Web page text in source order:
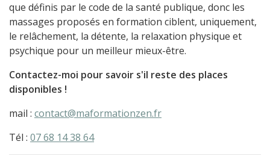
que définis par le code de la santé publique, donc les
massages proposés en formation ciblent, uniquement,
le relâchement, la détente, la relaxation physique et
psychique pour un meilleur mieux-être.
Contactez-moi pour savoir s'il reste des places
disponibles !
mail : contact@maformationzen.fr
Tél : 07 68 14 38 64